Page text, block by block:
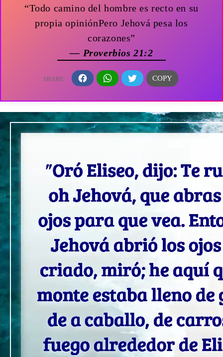
“Todo camino del hombre es recto en su
propia opiniónPero Jehová pesa los
corazones”
— Proverbios 21:2